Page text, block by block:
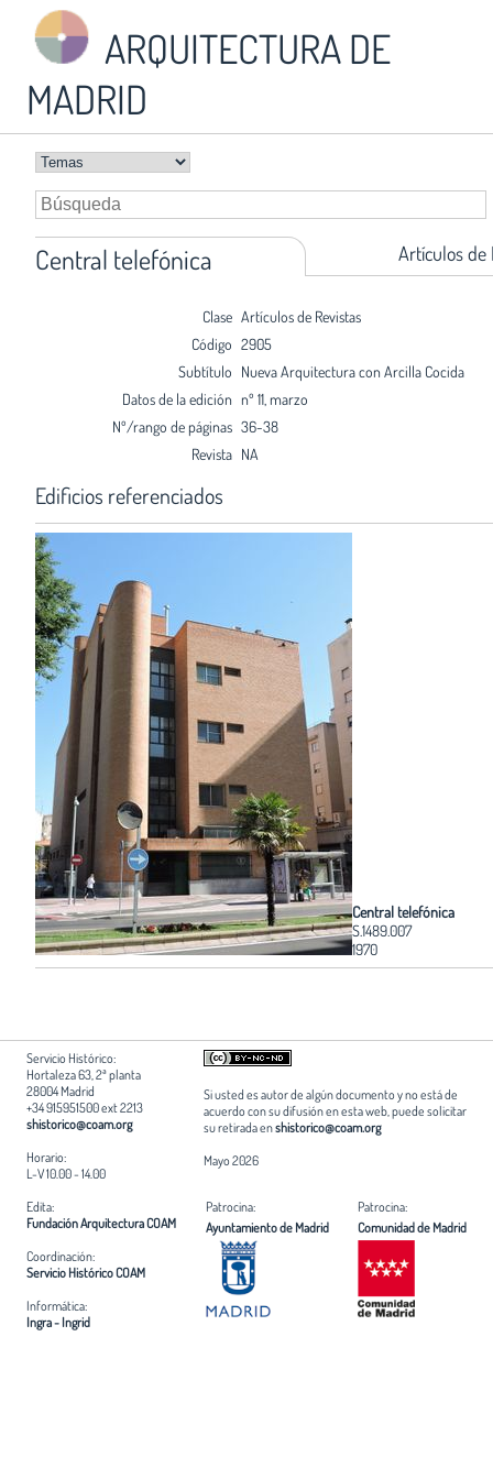
ARQUITECTURA DE
MADRID
Central telefónica Artículos de
Clase Artículos de Revistas
Código 2905
Subtítulo Nueva Arquitectura con Arcilla Cocida
Datos de la edición nº 11, marzo
Nº/rango de páginas 36-38
Revista NA
Edificios referenciados
Central telefónica
S.1489.007
1970
Servicio Histórico:
Hortaleza 63, 2ª planta
28004 Madrid
+34 915951500 ext 2213
shistorico@coam.org
Horario:
L-V 10.00 - 14.00
Si usted es autor de algún documento y no está de
acuerdo con su difusión en esta web, puede solicitar
su retirada enshistorico@coam.org
Mayo 2026
Edita:
Fundación Arquitectura COAM
Coordinación:
Servicio Histórico COAM
Informática:
Ingra - Ingrid
Patrocina:
Ayuntamiento de Madrid
Patrocina:
Comunidad de Madrid